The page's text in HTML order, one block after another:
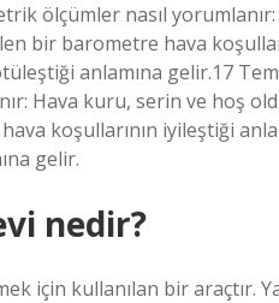
ölçümler nasıl
bir barometre hava
anlamına gelir.17
Hava kuru, serin ve hoş
koşullarının iyileştiği
gelir.
nedir?
için kullanılan bir araçtır.